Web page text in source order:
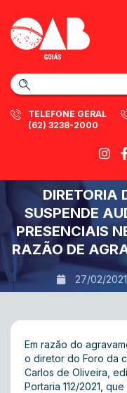
TELEFONE GERAL
(62) 3238-2000
DIRETORIA
SUSPENDE
PRESENCIAIS
RAZÃO DE
27/02/2021
Em razão do
o diretor do Foro da
Carlos de Oliveira,
Portaria 112/2021,